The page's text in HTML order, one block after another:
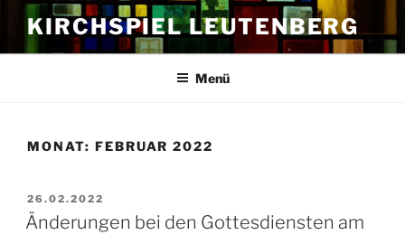
Zum
Inhalt
springen
KIRCHSPIEL LEUTENBERG
Menü
MONAT: FEBRUAR 2022
VERÖFFENTLICHT
AM
26.02.2022
Änderungen bei den Gottesdiensten am